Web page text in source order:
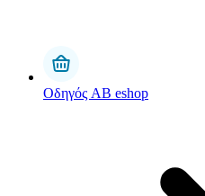
Οδηγός AB eshop